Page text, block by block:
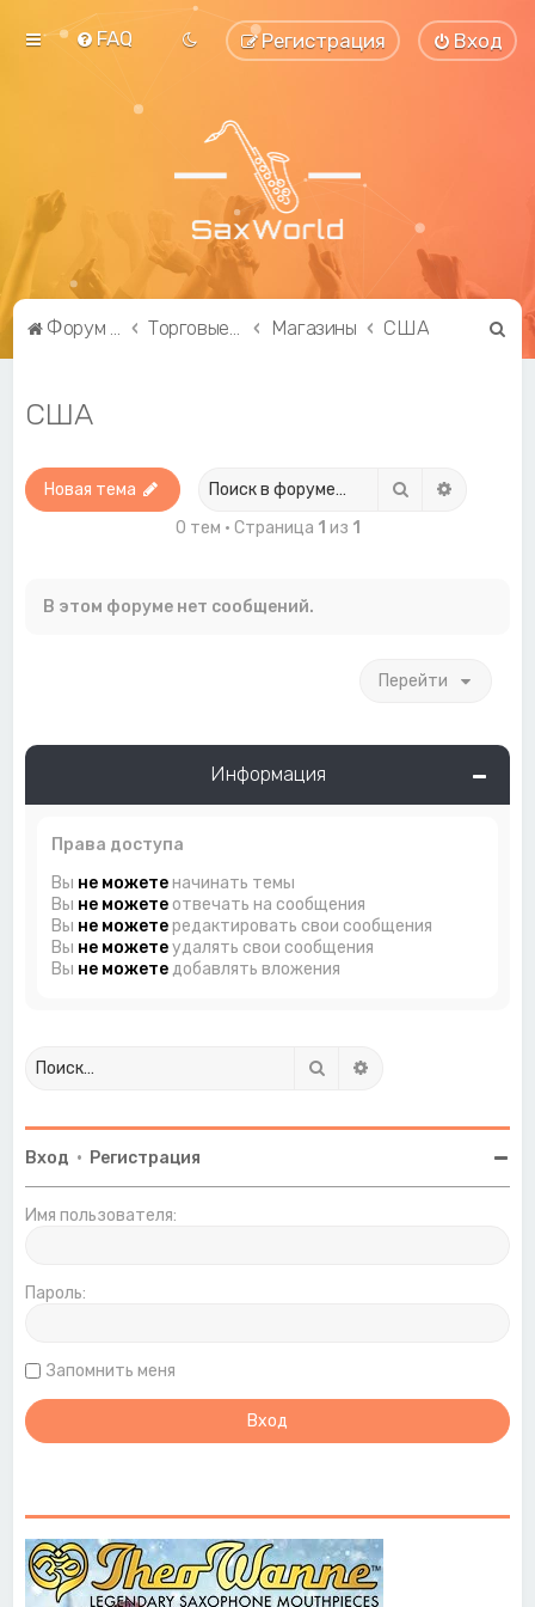
FAQ Вход
Регистрация
Форум саксофонистов SaxWorld.org Торговые ряды Магазины США
США
Новая тема Поиск
0 тем • Страница 1 из 1
В этом форуме нет сообщений.
Перейти
Информация
Права доступа
Вы не можетеначинать темы
Вы не можетеотвечать на сообщения
Вы не можетередактировать свои сообщения
Вы не можетеудалять свои сообщения
Вы не можетедобавлять вложения
Поиск
Вход • Регистрация
Имя пользователя:
Пароль:
Запомнить меня